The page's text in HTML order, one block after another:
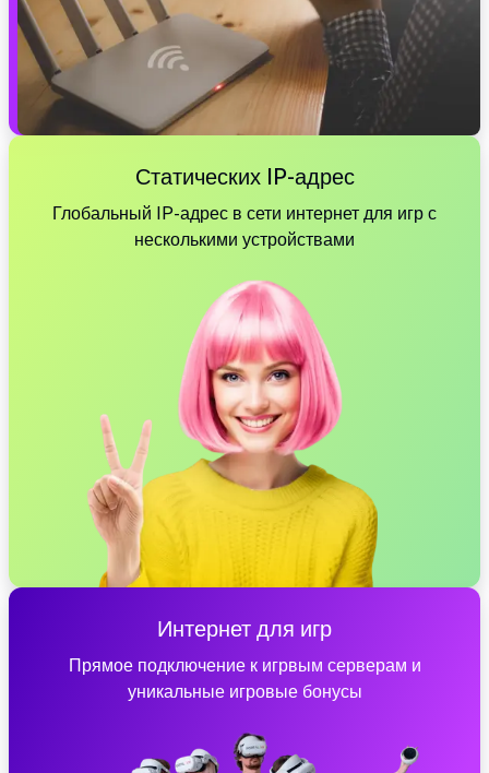
Статических IP-адрес
Глобальный IP-адрес в сети интернет для игр с
несколькими устройствами
Интернет для игр
Прямое подключение к игрвым серверам и
уникальные игровые бонусы